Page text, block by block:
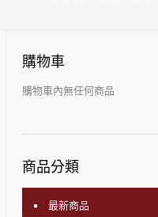
購物車
購物車內無任何商品
商品分類
最新商品